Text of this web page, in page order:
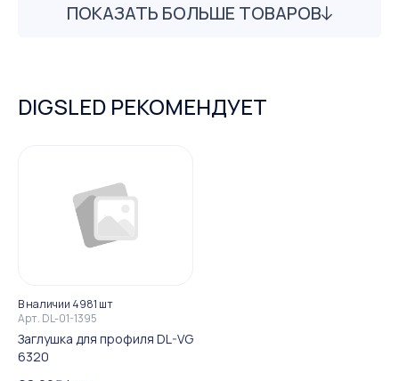
ПОКАЗАТЬ БОЛЬШЕ ТОВАРОВ
DIGSLED РЕКОМЕНДУЕТ
В наличии 4981 шт
Арт. DL-01-1395
Заглушка для профиля DL-VG
6320